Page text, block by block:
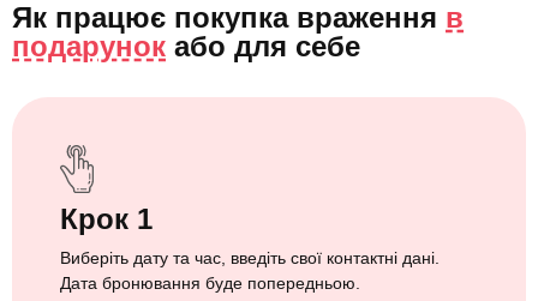
Як працює покупка враження в
подарунок або для себе
Крок 1
Виберіть дату та час, введіть свої контактні дані.
Дата бронювання буде попередньою.